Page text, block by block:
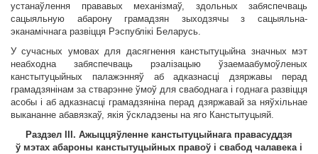
устанаўлення прававых механізмаў, здольных забяспечваць
сацыяльную абарону грамадзян зыходзячы з сацыяльна-
эканамічнага развіцця Рэспублікі Беларусь.
У сучасных умовах для дасягнення канстытуцыйна значных мэт
неабходна забяспечваць рэалізацыю ўзаемаабумоўленых
канстытуцыйных палажэнняў аб адказнасці дзяржавы перад
грамадзянінам за стварэнне ўмоў для свабоднага і годнага развіцця
асобы і аб адказнасці грамадзяніна перад дзяржавай за няўхільнае
выкананне абавязкаў, якія ўскладзены на яго Канстытуцыяй.
Раздзел
. Ажыццяўленне канстытуцыйнага правасуддзя
ў мэтах абароны канстытуцыйных правоў і свабод чалавека і